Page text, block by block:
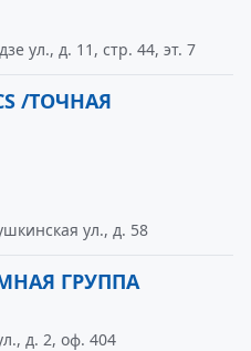
ул., д. 11, стр. 44, эт. 7
/ТОЧНАЯ
ул., д. 58
ГРУППА
д. 2, оф. 404